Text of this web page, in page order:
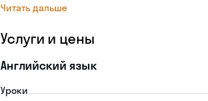
Читать дальше
Услуги и цены
Английский язык
Уроки